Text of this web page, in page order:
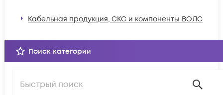
Кабельная продукция, СКС и компоненты ВОЛС
Поиск категории